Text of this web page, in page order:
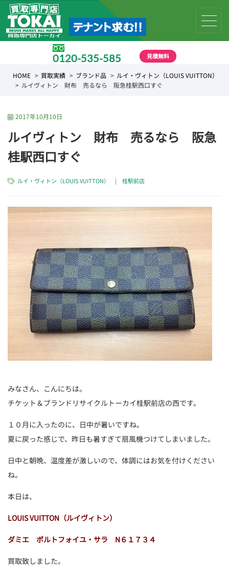
0120-535-585 見積無料
HOME 買取実績 ブランド品
ルイ・ヴィトン（LOUIS VUITTON）
ルイヴィトン 財布 売るなら 阪急桂駅西口すぐ
2017年10月10日
ルイヴィトン 財布 売るなら 阪急
桂駅西口すぐ
ルイ・ヴィトン（LOUIS VUITTON） |桂駅前店
みなさん、こんにちは。
チケット＆ブランドリサイクルトーカイ桂駅前店の西です。
１０月に入ったのに、日中が暑いですね。
夏に戻った感じで、昨日も暑すぎて扇風機つけてしまいました。
日中と朝晩、温度差が激しいので、体調にはお気を付けください
ね。
本日は、
LOUIS VUITTON（ルイヴィトン）
ダミエ ポルトフォイユ・サラ N６１７３４
買取致しました。